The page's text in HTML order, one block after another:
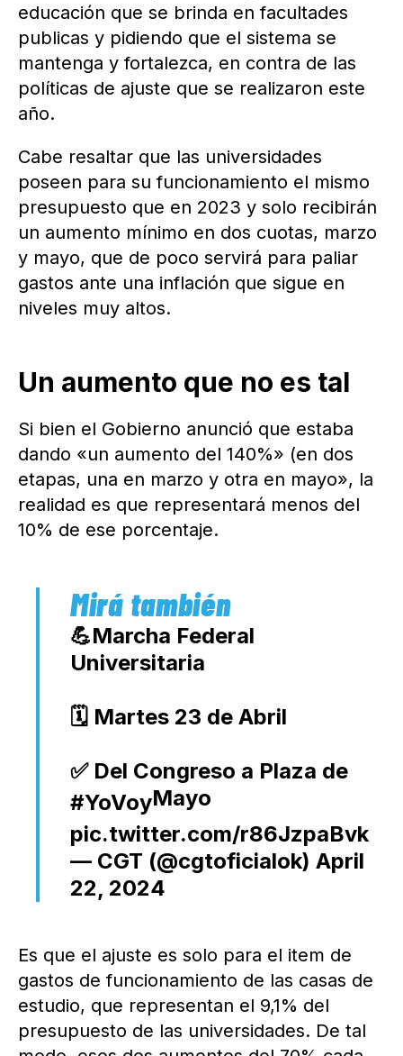
educación que se brinda en facultades
publicas y pidiendo que el sistema se
mantenga y fortalezca, en contra de las
políticas de ajuste que se realizaron este
año.
Cabe resaltar que las universidades
poseen para su funcionamiento el mismo
presupuesto que en 2023 y solo recibirán
un aumento mínimo en dos cuotas, marzo
y mayo, que de poco servirá para paliar
gastos ante una inflación que sigue en
niveles muy altos.
Un aumento que no es tal
Si bien el Gobierno anunció que estaba
dando «un aumento del 140%» (en dos
etapas, una en marzo y otra en mayo», la
realidad es que representará menos del
10% de ese porcentaje.
💪Marcha Federal
Universitaria
🗓️ Martes 23 de Abril
✅ Del Congreso a Plaza de
Mayo
#YoVoy
pic.twitter.com/r86JzpaBvk
— CGT (@cgtoficialok) April
22, 2024
Es que el ajuste es solo para el item de
gastos de funcionamiento de las casas de
estudio, que representan el 9,1% del
presupuesto de las universidades. De tal